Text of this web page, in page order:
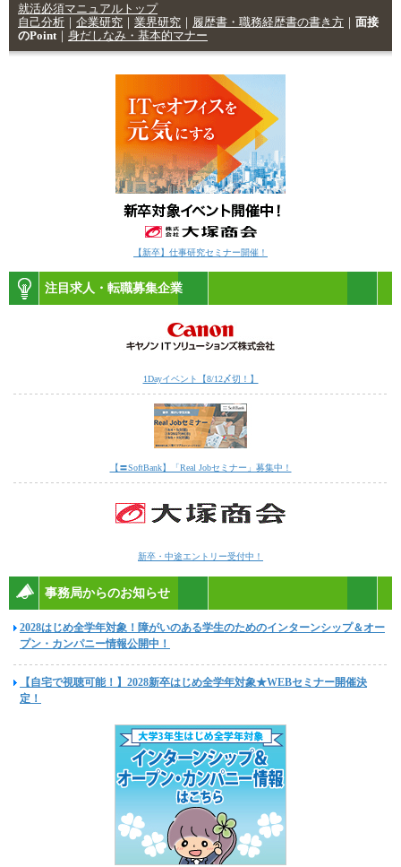
就活必須マニュアルトップ
自己分析 ｜ 企業研究 ｜ 業界研究 ｜ 履歴書・職務経歴書の書き方 ｜ 面接
のPoint ｜ 身だしなみ・基本的マナー
【新卒】仕事研究セミナー開催！
注目求人・転職募集企業
1Dayイベント【8/12〆切！】
【〓SoftBank】「Real Jobセミナー」募集中！
新卒・中途エントリー受付中！
事務局からのお知らせ
2028はじめ全学年対象！障がいのある学生のためのインターンシップ＆オー
プン・カンパニー情報公開中！
【自宅で視聴可能！】2028新卒はじめ全学年対象★WEBセミナー開催決
定！